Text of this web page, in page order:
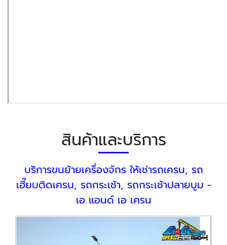
สินค้าและบริการ
บริการขนย้ายเครื่องจักร ให้เช่ารถเครน, รถ
เฮี๊ยบติดเครน, รถกระเช้า, รถกระเช้าปลายบูม -
เอ แอนด์ เอ เครน